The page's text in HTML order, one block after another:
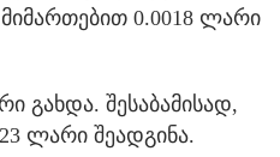
0.0018 ლარი
გახდა. შესაბამისად,
ლარი შეადგინა.